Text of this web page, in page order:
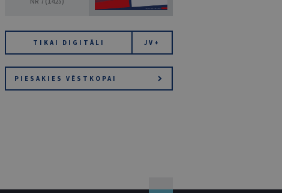
TIKAI DIGITĀLI JV+
PIESAKIES VĒSTKOPAI